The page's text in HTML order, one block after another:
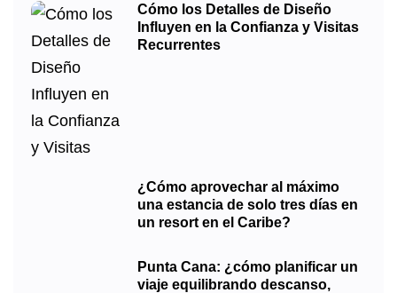
Cómo los Detalles de Diseño
Influyen en la Confianza y Visitas
Recurrentes
¿Cómo aprovechar al máximo
una estancia de solo tres días en
un resort en el Caribe?
Punta Cana: ¿cómo planificar un
viaje equilibrando descanso,